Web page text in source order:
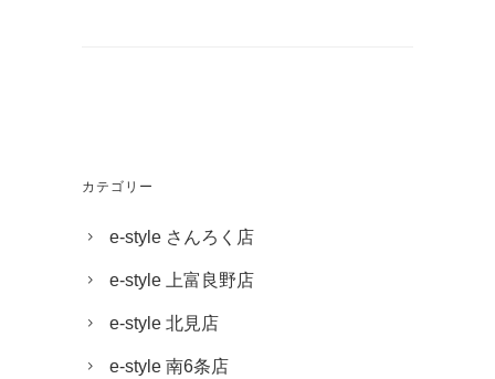
カテゴリー
e-style さんろく店
e-style 上富良野店
e-style 北見店
e-style 南6条店